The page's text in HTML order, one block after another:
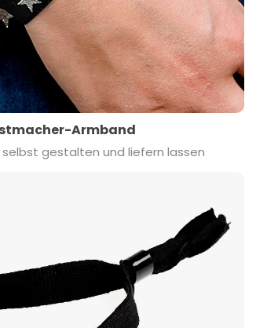
Armband
gestalten und liefern lassen